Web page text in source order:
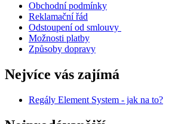
Obchodní podmínky
Reklamační řád
Odstoupení od smlouvy
Možnosti platby
Způsoby dopravy
Nejvíce vás zajímá
Regály Element System - jak na to?